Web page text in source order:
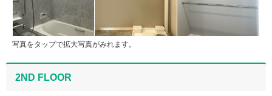
写真をタップで拡大写真がみれます。
2ND FLOOR